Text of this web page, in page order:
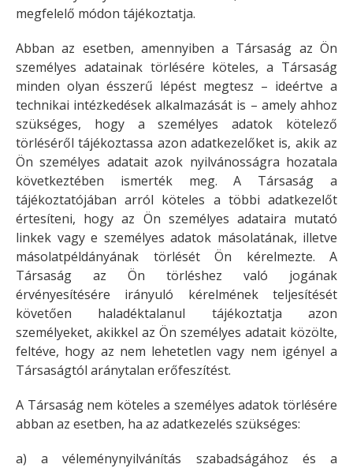
megfelelő módon tájékoztatja.
Abban az esetben, amennyiben a Társaság az Ön
személyes adatainak törlésére köteles, a Társaság
minden olyan ésszerű lépést megtesz – ideértve a
technikai intézkedések alkalmazását is – amely ahhoz
szükséges, hogy a személyes adatok kötelező
törléséről tájékoztassa azon adatkezelőket is, akik az
Ön személyes adatait azok nyilvánosságra hozatala
következtében ismerték meg. A Társaság a
tájékoztatójában arról köteles a többi adatkezelőt
értesíteni, hogy az Ön személyes adataira mutató
linkek vagy e személyes adatok másolatának, illetve
másolatpéldányának törlését Ön kérelmezte. A
Társaság az Ön törléshez való jogának
érvényesítésére irányuló kérelmének teljesítését
követően haladéktalanul tájékoztatja azon
személyeket, akikkel az Ön személyes adatait közölte,
feltéve, hogy az nem lehetetlen vagy nem igényel a
Társaságtól aránytalan erőfeszítést.
A Társaság nem köteles a személyes adatok törlésére
abban az esetben, ha az adatkezelés szükséges:
a) a véleménynyilvánítás szabadságához és a